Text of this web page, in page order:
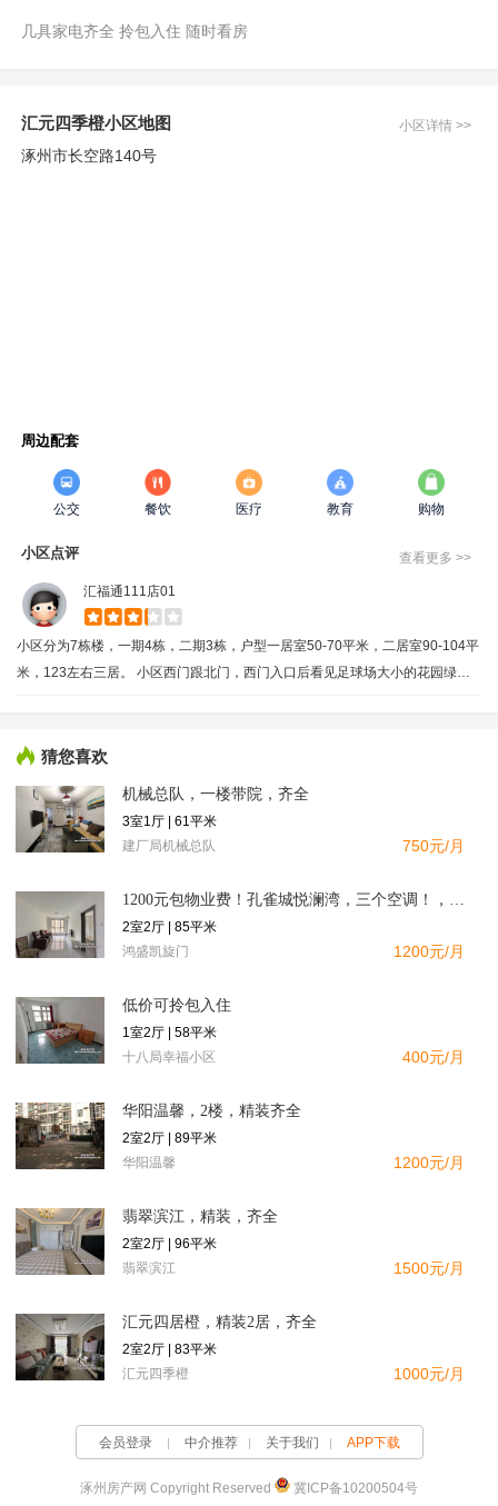
几具家电齐全 拎包入住 随时看房
汇元四季橙小区地图 小区详情 >>
涿州市长空路140号
周边配套
公交 餐饮 医疗 教育 购物
小区点评 查看更多 >>
汇福通111店01
小区分为7栋楼，一期4栋，二期3栋，户型一居室50-70平米，二居室90-104平
米，123左右三居。 小区西门跟北门，西门入口后看见足球场大小的花园绿
50年产权，物业公司不是大物业公司。
猜您喜欢
机械总队，一楼带院，齐全
3室1厅 | 61平米
建厂局机械总队
750元/月
1200元包物业费！孔雀城悦澜湾，三个空调！，南向精装二居，
2室2厅 | 85平米
鸿盛凯旋门
1200元/月
低价可拎包入住
1室2厅 | 58平米
十八局幸福小区
400元/月
华阳温馨，2楼，精装齐全
2室2厅 | 89平米
华阳温馨
1200元/月
翡翠滨江，精装，齐全
2室2厅 | 96平米
翡翠滨江
1500元/月
汇元四居橙，精装2居，齐全
2室2厅 | 83平米
汇元四季橙
1000元/月
会员登录 中介推荐 关于我们 APP下载
涿州房产网 Copyright Reserved 冀ICP备10200504号